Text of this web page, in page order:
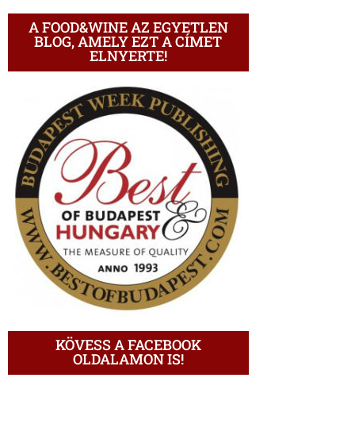
A FOOD&WINE AZ EGYETLEN
BLOG, AMELY EZT A CÍMET
ELNYERTE!
KÖVESS A FACEBOOK
OLDALAMON IS!